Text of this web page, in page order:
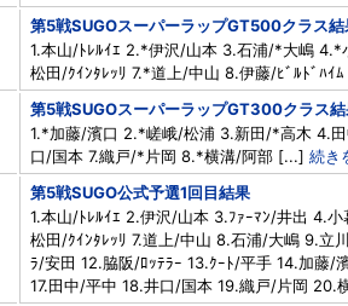
第5戦SUGOスーパーラップGT500クラス結
1.本山/ﾄﾚﾙｲｴ 2.*伊沢/山本 3.石浦/*大嶋 4.*
松田/ｸｲﾝﾀﾚｯﾘ 7.*道上/中山 8.伊藤/ﾋﾞﾙﾄﾞﾊｲ
第5戦SUGOスーパーラップGT300クラス
1.*加藤/濱口 2.*嵯峨/松浦 3.新田/*高木 4.
口/国本 7.織戸/*片岡 8.*横溝/阿部 [...] 続き
第5戦SUGO公式予選1回目結果
1.本山/ﾄﾚﾙｲｴ 2.伊沢/山本 3.ﾌｧｰﾏﾝ/井出 4.
松田/ｸｲﾝﾀﾚｯﾘ 7.道上/中山 8.石浦/大嶋 9.立
ﾗ/安田 12.脇阪/ﾛｯﾃﾗｰ 13.ｸｰﾄ/平手 14.加藤/
17.田中/平中 18.井口/国本 19.織戸/片岡 20.